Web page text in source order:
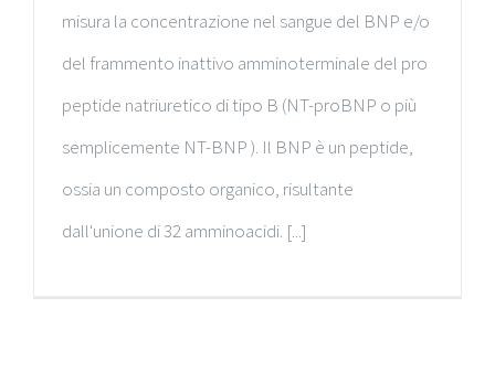
misura la concentrazione nel sangue del BNP e/o
del frammento inattivo amminoterminale del pro
peptide natriuretico di tipo B (NT-proBNP o più
semplicemente NT-BNP ). Il BNP è un peptide,
ossia un composto organico, risultante
dall'unione di 32 amminoacidi. [...]